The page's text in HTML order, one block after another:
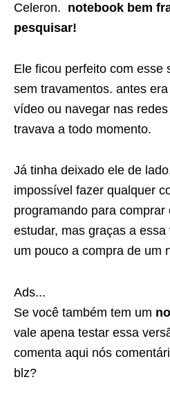
Celeron. notebook bem
pesquisar!
Ele ficou perfeito com esse
sem travamentos. antes
vídeo ou navegar nas
travava a todo momento.
Já tinha deixado ele de
impossível fazer qualquer
programando para
estudar, mas graças a
um pouco a compra de um
Ads...
Se você também tem um
vale apena testar essa
comenta aqui nós
blz?